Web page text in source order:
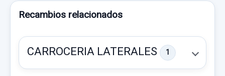
Recambios relacionados
CARROCERIA LATERALES 1